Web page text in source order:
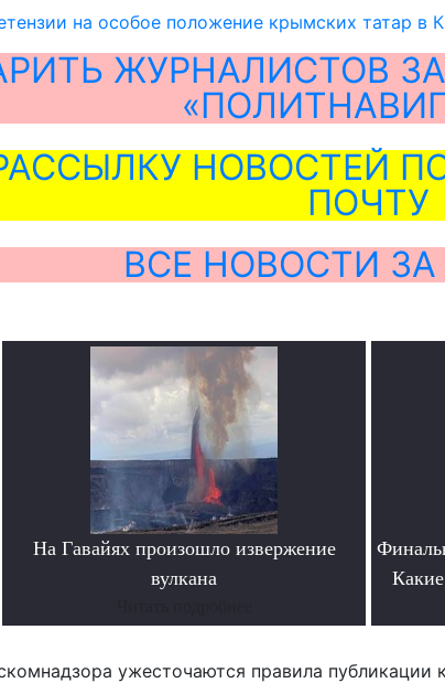
на особое положение крымских татар в
ЖУРНАЛИСТОВ
НОВОСТЕЙ
ПОЧТУ
ВСЕ НОВОСТИ
На Гавайях произошло извержение
вулкана
ужесточаются правила публикации